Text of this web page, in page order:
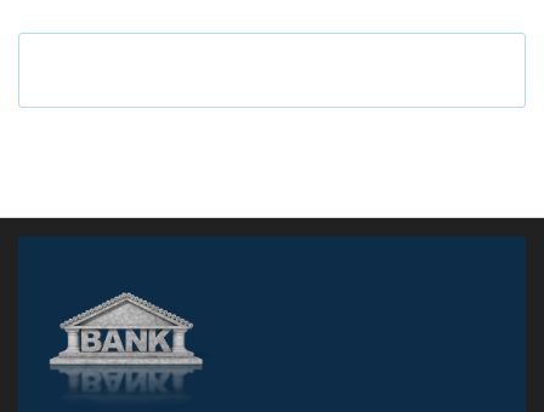
Что будет с наличными деньгами при цифровом